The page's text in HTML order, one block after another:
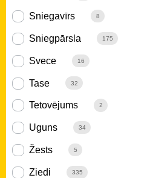
Sniegavīrs 8
Sniegpārsla 175
Svece 16
Tase 32
Tetovējums 2
Uguns 34
Žests 5
Ziedi 335